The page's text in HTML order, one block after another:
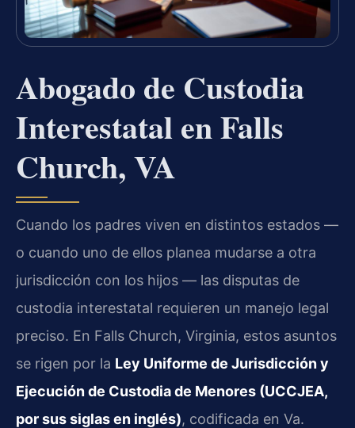
Abogado de Custodia
Interestatal en Falls
Church, VA
Cuando los padres viven en distintos estados —
o cuando uno de ellos planea mudarse a otra
jurisdicción con los hijos — las disputas de
custodia interestatal requieren un manejo legal
preciso. En Falls Church, Virginia, estos asuntos
se rigen por la Ley Uniforme de Jurisdicción y
Ejecución de Custodia de Menores (UCCJEA,
por sus siglas en inglés), codificada en Va.